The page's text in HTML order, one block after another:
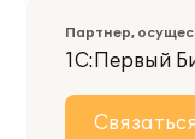
Партнер,
1С:Первый
Связаться